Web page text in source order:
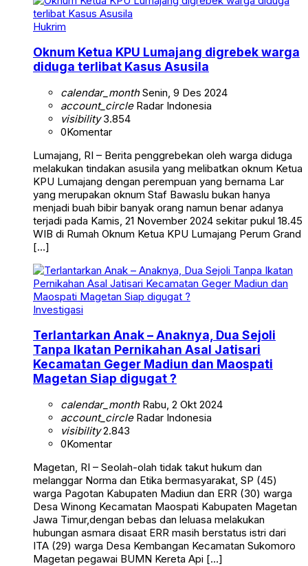
Hukrim
Oknum Ketua KPU Lumajang digrebek warga
diduga terlibat Kasus Asusila
calendar_monthSenin, 9 Des 2024
account_circleRadar Indonesia
visibility3.854
0Komentar
Lumajang, RI – Berita penggrebekan oleh warga diduga
melakukan tindakan asusila yang melibatkan oknum Ketua
KPU Lumajang dengan perempuan yang bernama Lar
yang merupakan oknum Staf Bawaslu bukan hanya
menjadi buah bibir banyak orang namun benar adanya
terjadi pada Kamis, 21 November 2024 sekitar pukul 18.45
WIB di Rumah Oknum Ketua KPU Lumajang Perum Grand
[…]
Investigasi
Terlantarkan Anak – Anaknya, Dua Sejoli
Tanpa Ikatan Pernikahan Asal Jatisari
Kecamatan Geger Madiun dan Maospati
Magetan Siap digugat ?
calendar_monthRabu, 2 Okt 2024
account_circleRadar Indonesia
visibility2.843
0Komentar
Magetan, RI – Seolah-olah tidak takut hukum dan
melanggar Norma dan Etika bermasyarakat, SP (45)
warga Pagotan Kabupaten Madiun dan ERR (30) warga
Desa Winong Kecamatan Maospati Kabupaten Magetan
Jawa Timur,dengan bebas dan leluasa melakukan
hubungan asmara disaat ERR masih berstatus istri dari
ITA (29) warga Desa Kembangan Kecamatan Sukomoro
Magetan pegawai BUMN Kereta Api […]